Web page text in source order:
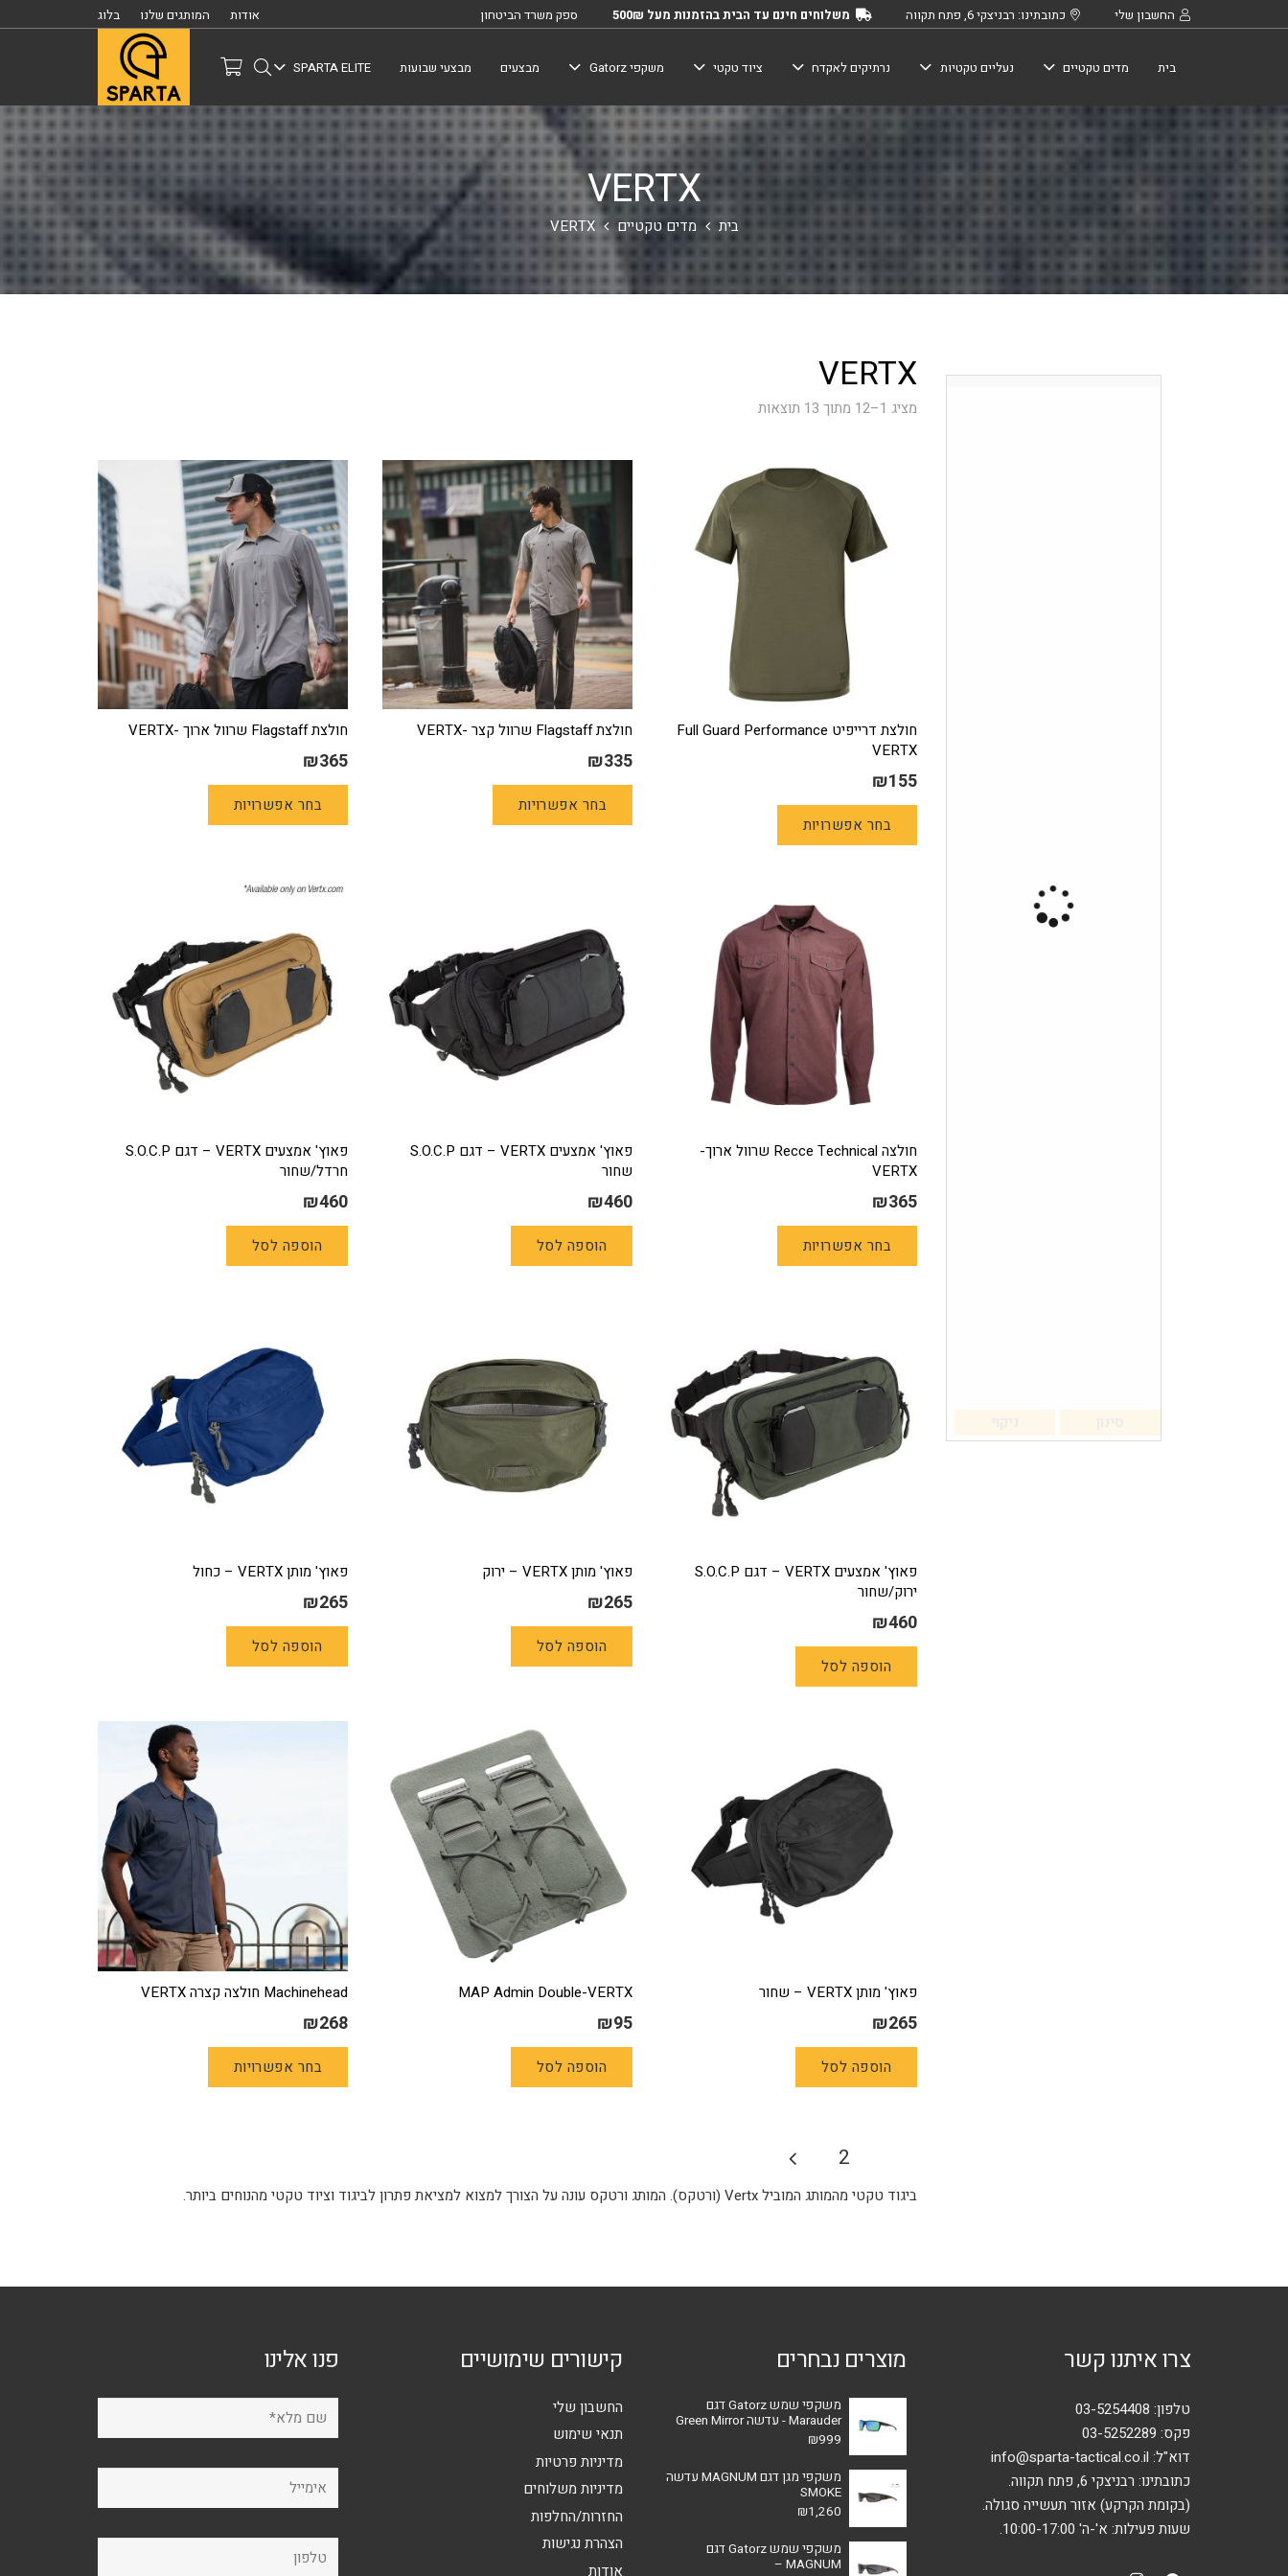
החשבון שלי כתובתינו: רבניצקי 6, פתח תקווה משלוחים חינם עד הבית בהזמנות מעל 500₪ ספק משרד הביטחון אודות המותגים שלנו בלוג
בית מדים טקטיים נעליים טקטיות נרתיקים לאקדח ציוד טקטי משקפי Gatorz מבצעים מבצעי שבועות SPARTA ELITE
VERTX
בית מדים טקטיים VERTX
VERTX
מציג 1–12 מתוך 13 תוצאות
חולצת דרייפיט Full Guard Performance
VERTX
₪155
בחר אפשרויות
ניתן
לבחור
את
האפשרויות
בעמוד
המוצר
חולצת Flagstaff שרוול קצר -VERTX
₪335
בחר אפשרויות
את
האפשרויות
בעמוד
המוצר
חולצת Flagstaff שרוול ארוך -VERTX
₪365
בחר אפשרויות
את
האפשרויות
בעמוד
המוצר
חולצה Recce Technical שרוול ארוך-
VERTX
₪365
בחר אפשרויות
ניתן
לבחור
את
האפשרויות
בעמוד
המוצר
פאוץ' אמצעים VERTX – דגם S.O.C.P
שחור
₪460
הוספה לסל
פאוץ' אמצעים VERTX – דגם S.O.C.P
חרדל/שחור
₪460
הוספה לסל
פאוץ' אמצעים VERTX – דגם S.O.C.P
ירוק/שחור
₪460
הוספה לסל
פאוץ' מותן VERTX – ירוק
₪265
הוספה לסל
פאוץ' מותן VERTX – כחול
₪265
הוספה לסל
פאוץ' מותן VERTX – שחור
₪265
הוספה לסל
MAP Admin Double-VERTX
₪95
הוספה לסל
Machinehead חולצה קצרה VERTX
₪268
בחר אפשרויות
לבחור
המוצר
Posts
pagination
2
ביגוד טקטי מהמותג המוביל Vertx (ורטקס). המותג ורטקס עונה על הצורך למצוא למציאת פתרון לביגוד וציוד טקטי מהנוחים ביותר.
צרו איתנו קשר
טלפון: 03-5254408
פקס: 03-5252289
דוא"ל: info@sparta-tactical.co.il
כתובתינו: רבניצקי 6, פתח תקווה.
(בקומת הקרקע) אזור תעשייה סגולה.
שעות פעילות: א'-ה' 10:00-17:00.
מוצרים נבחרים
משקפי שמש Gatorz דגם
Marauder - עדשה Green Mirror
₪999
משקפי מגן דגם MAGNUM עדשה
SMOKE
₪1,260
משקפי שמש Gatorz דגם
MAGNUM –
קישורים שימושיים
החשבון שלי
תנאי שימוש
מדיניות פרטיות
מדיניות משלוחים
החזרות/החלפות
הצהרת נגישות
אודות
פנו אלינו